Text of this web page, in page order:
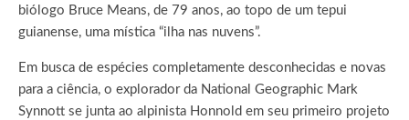
biólogo Bruce Means, de 79 anos, ao topo de um tepui
guianense, uma mística “ilha nas nuvens”.
Em busca de espécies completamente desconhecidas e novas
para a ciência, o explorador da National Geographic Mark
Synnott se junta ao alpinista Honnold em seu primeiro projeto